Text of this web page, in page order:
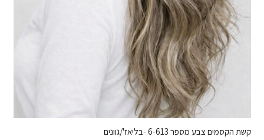
קשת הקסמים צבע מספר 6-613 -בליאז'/גוונים